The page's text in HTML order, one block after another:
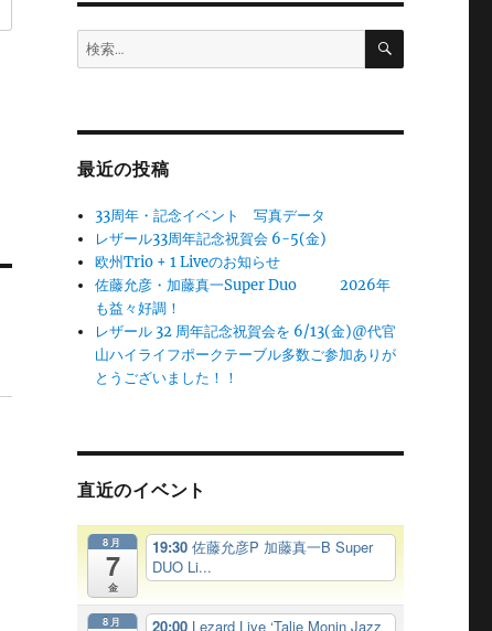
検
索:
検
最近の投稿
33周年・記念イベント 写真データ
レザール33周年記念祝賀会 6-5(金)
欧州Trio + 1 Liveのお知らせ
佐藤允彦・加藤真一Super Duo 2026年
も益々好調！
レザール 32 周年記念祝賀会を 6/13(金)@代官
山ハイライフポークテーブル多数ご参加ありが
とうございました！！
直近のイベント
8月
7
金
19:30佐藤允彦P 加藤真一B Super
DUO Li...
8月 20:00 Lezard Live ‘Talie Monin Jazz